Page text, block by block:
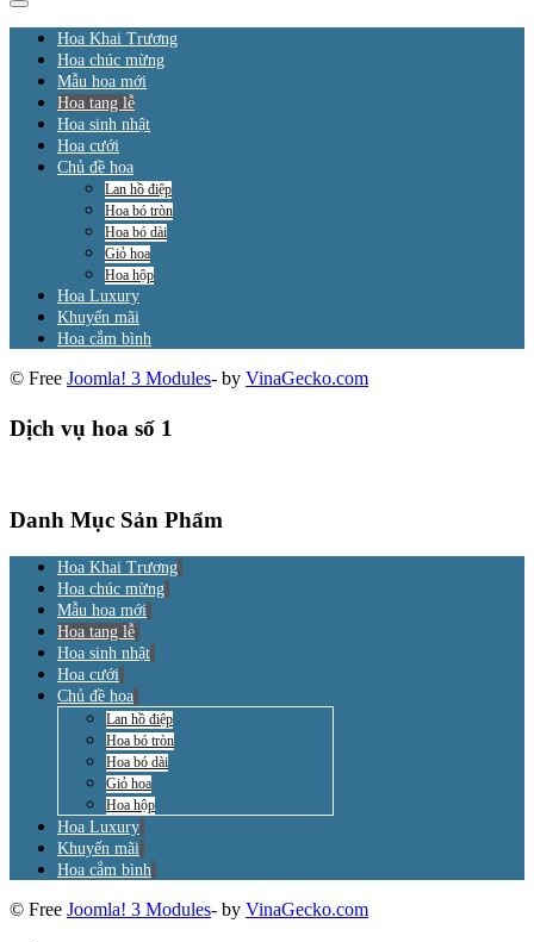
Hoa Khai Trương
Hoa chúc mừng
Mẫu hoa mới
Hoa tang lễ
Hoa sinh nhật
Hoa cưới
Chủ đề hoa
Lan hồ điệp
Hoa bó tròn
Hoa bó dài
Giỏ hoa
Hoa hộp
Hoa Luxury
Khuyến mãi
Hoa cắm bình
© Free Joomla! 3 Modules- by VinaGecko.com
Dịch vụ hoa số 1
Danh Mục Sản Phẩm
Hoa Khai Trương
Hoa chúc mừng
Mẫu hoa mới
Hoa tang lễ
Hoa sinh nhật
Hoa cưới
Chủ đề hoa
Lan hồ điệp
Hoa bó tròn
Hoa bó dài
Giỏ hoa
Hoa hộp
Hoa Luxury
Khuyến mãi
Hoa cắm bình
© Free Joomla! 3 Modules- by VinaGecko.com